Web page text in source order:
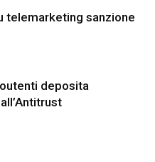
telemarketing sanzione
deposita